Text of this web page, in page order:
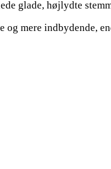
glade, højlydte
og mere indbydende,